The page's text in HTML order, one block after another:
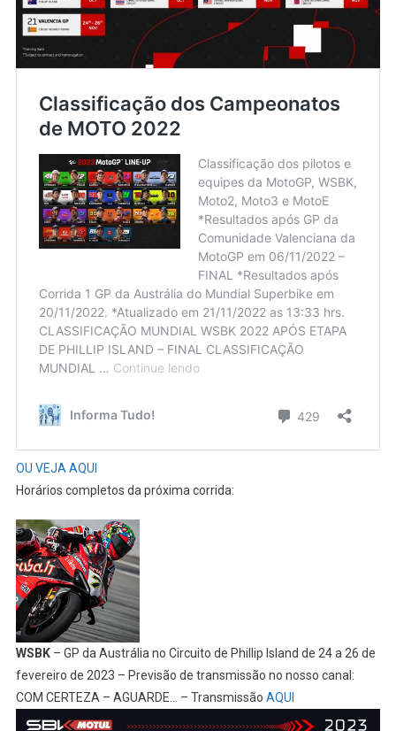
OU VEJA AQUI
Horários completos da próxima corrida:
WSBK– GP da Austrália no Circuito de Phillip Island de 24 a 26 de
fevereiro de 2023 – Previsão de transmissão no nosso canal:
COM CERTEZA – AGUARDE… – Transmissão AQUI